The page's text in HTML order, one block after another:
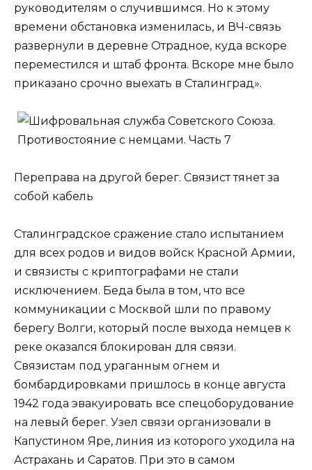
руководителям о случившимся. Но к этому
времени обстановка изменилась, и ВЧ-связь
развернули в деревне Отрадное, куда вскоре
переместился и штаб фронта. Вскоре мне было
приказано срочно выехать в Сталинград».
Переправа на другой берег. Связист тянет за
собой кабель
Сталинградское сражение стало испытанием
для всех родов и видов войск Красной Армии,
и связисты с криптографами не стали
исключением. Беда была в том, что все
коммуникации с Москвой шли по правому
берегу Волги, который после выхода немцев к
реке оказался блокирован для связи.
Связистам под ураганным огнем и
бомбардировками пришлось в конце августа
1942 года эвакуировать все спецоборудование
на левый берег. Узел связи организовали в
Капустином Яре, линия из которого уходила на
Астрахань и Саратов. При это в самом